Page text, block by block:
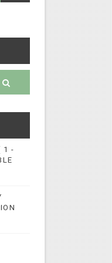
இணையதளத்தில்
1 -